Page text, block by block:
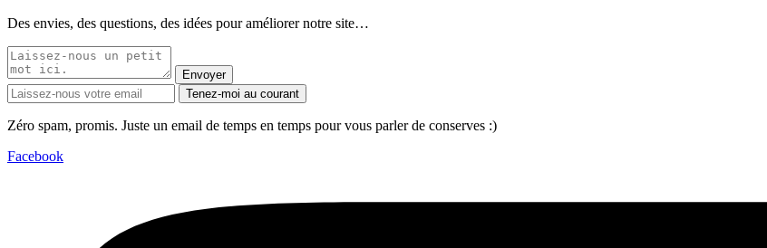
Des envies, des questions, des idées pour améliorer notre site…
Envoyer
Tenez-moi au courant
Zéro spam, promis. Juste un email de temps en temps pour vous parler de conserves :)
Facebook